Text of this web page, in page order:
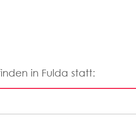
in Fulda statt: